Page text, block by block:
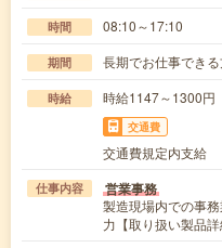
時間 08:10～17:10
期間 長期でお仕事できる
時給 時給1147～1300円
交通費
交通費規定内支給
仕事内容 営業事務
製造現場内での事
力【取り扱い製品